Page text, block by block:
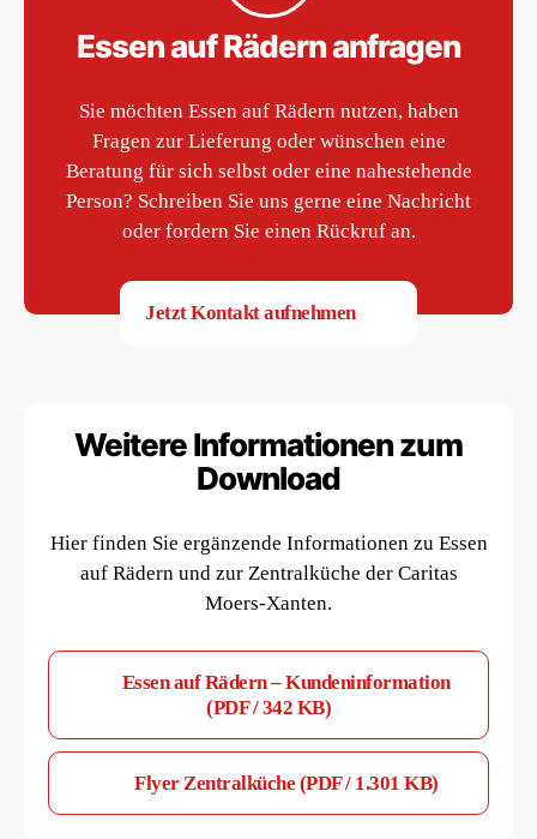
Essen auf Rädern anfragen
Sie möchten Essen auf Rädern nutzen, haben
Fragen zur Lieferung oder wünschen eine
Beratung für sich selbst oder eine nahestehende
Person? Schreiben Sie uns gerne eine Nachricht
oder fordern Sie einen Rückruf an.
Jetzt Kontakt aufnehmen
Weitere Informationen zum
Download
Hier finden Sie ergänzende Informationen zu Essen
auf Rädern und zur Zentralküche der Caritas
Moers-Xanten.
Essen auf Rädern – Kundeninformation
(PDF / 342 KB)
Flyer Zentralküche (PDF / 1.301 KB)